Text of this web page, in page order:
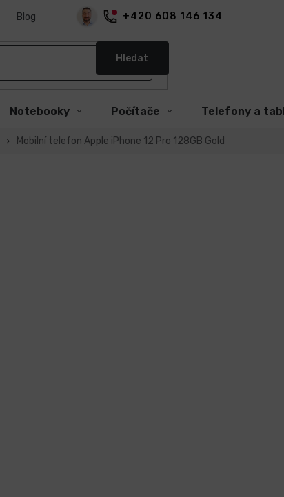
+420 608 146 134
Blog
Hledat
Notebooky Počítače Telefony a
Mobilní telefon Apple iPhone 12 Pro 128GB Gold